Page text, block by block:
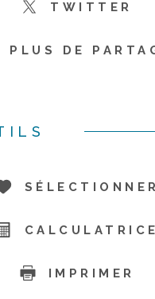
TWITTER
PLUS DE
SÉLECTIONNER
CALCULATRICE
IMPRIMER